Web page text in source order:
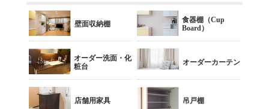
壁面収納棚
食器棚（Cup
Board）
オーダー洗面・化
粧台
オーダーカーテン
店舗用家具 吊戸棚